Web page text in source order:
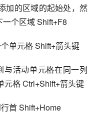
加的区域的起始处，然
一个区域 Shift+F8
单元格 Shift+箭头键
与活动单元格在同一列
元格 Ctrl+Shift+箭头键
首 Shift+Home